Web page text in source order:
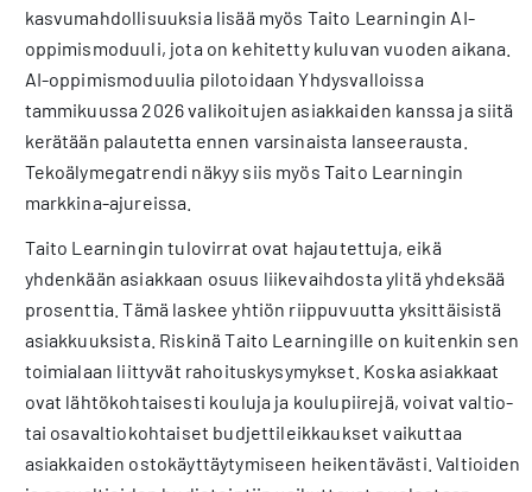
kasvumahdollisuuksia lisää myös Taito Learningin AI-
oppimismoduuli, jota on kehitetty kuluvan vuoden aikana.
AI-oppimismoduulia pilotoidaan Yhdysvalloissa
tammikuussa 2026 valikoitujen asiakkaiden kanssa ja siitä
kerätään palautetta ennen varsinaista lanseerausta.
Tekoälymegatrendi näkyy siis myös Taito Learningin
markkina-ajureissa.
Taito Learningin tulovirrat ovat hajautettuja, eikä
yhdenkään asiakkaan osuus liikevaihdosta ylitä yhdeksää
prosenttia. Tämä laskee yhtiön riippuvuutta yksittäisistä
asiakkuuksista. Riskinä Taito Learningille on kuitenkin sen
toimialaan liittyvät rahoituskysymykset. Koska asiakkaat
ovat lähtökohtaisesti kouluja ja koulupiirejä, voivat valtio-
tai osavaltiokohtaiset budjettileikkaukset vaikuttaa
asiakkaiden ostokäyttäytymiseen heikentävästi. Valtioiden